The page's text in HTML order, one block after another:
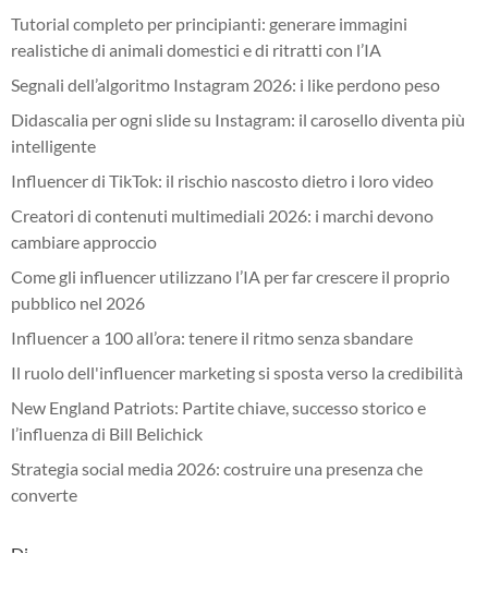
Tutorial completo per principianti: generare immagini
realistiche di animali domestici e di ritratti con l’IA
Segnali dell’algoritmo Instagram 2026: i like perdono peso
Didascalia per ogni slide su Instagram: il carosello diventa più
intelligente
Influencer di TikTok: il rischio nascosto dietro i loro video
Creatori di contenuti multimediali 2026: i marchi devono
cambiare approccio
Come gli influencer utilizzano l’IA per far crescere il proprio
pubblico nel 2026
Influencer a 100 all’ora: tenere il ritmo senza sbandare
Il ruolo dell'influencer marketing si sposta verso la credibilità
New England Patriots: Partite chiave, successo storico e
l’influenza di Bill Belichick
Strategia social media 2026: costruire una presenza che
converte
Di